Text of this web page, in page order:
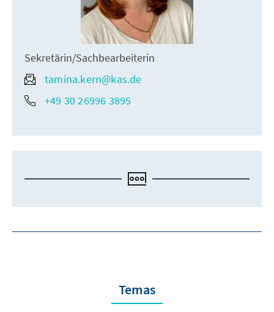
Sekretärin/Sachbearbeiterin
tamina.kern@kas.de
+49 30 26996 3895
Temas